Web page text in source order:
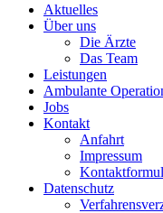
Aktuelles
Über uns
Die Ärzte
Das Team
Leistungen
Ambulante
Jobs
Kontakt
Anfahrt
Impressum
Datenschutz